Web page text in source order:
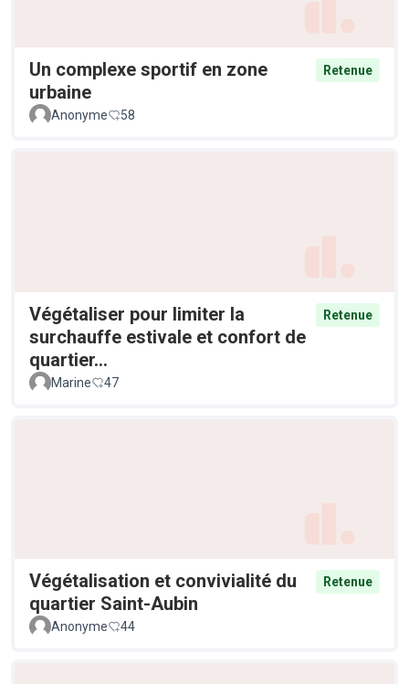
Un complexe sportif en zone
urbaine
Retenue
Anonyme 58
Végétaliser pour limiter la
surchauffe estivale et confort de
quartier...
Retenue
Marine 47
Végétalisation et convivialité du
quartier Saint-Aubin
Retenue
Anonyme 44